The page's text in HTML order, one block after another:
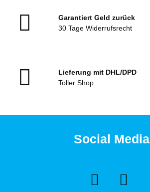
Garantiert Geld zurück
30 Tage Widerrufsrecht
Lieferung mit DHL/DPD
Toller Shop
Social Media